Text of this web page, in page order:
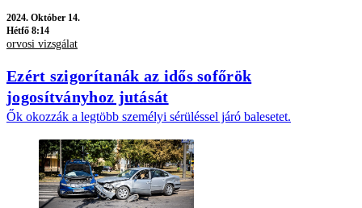
2024. Október 14.
Hétfő 8:14
orvosi vizsgálat
Ezért szigorítanák az idős sofőrök
jogosítványhoz jutását
Ők okozzák a legtöbb személyi sérüléssel járó balesetet.